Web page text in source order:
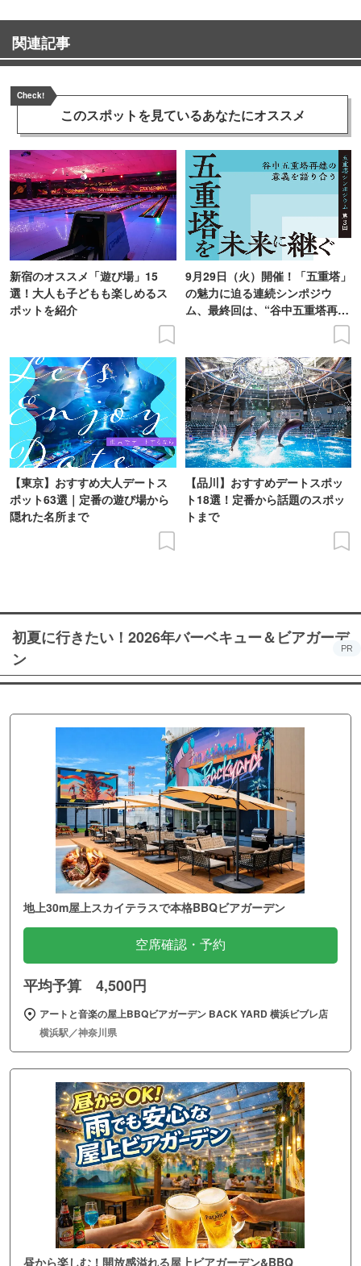
関連記事
Check!
このスポットを見ているあなたにオススメ
新宿のオススメ「遊び場」15
選！大人も子どもも楽しめるス
ポットを紹介
9月29日（火）開催！「五重塔」
の魅力に迫る連続シンポジウ
ム、最終回は、“谷中五重塔再建
【東京】おすすめ大人デートス
ポット63選｜定番の遊び場から
隠れた名所まで
【品川】おすすめデートスポッ
ト18選！定番から話題のスポッ
トまで
初夏に行きたい！2026年バーベキュー＆ビアガーデ
ン
PR
地上30m屋上スカイテラスで本格BBQビアガーデン
空席確認・予約
平均予算 4,500円
アートと音楽の屋上BBQビアガーデン BACK YARD 横浜ビブレ店
横浜駅／神奈川県
昼から楽しむ！開放感溢れる屋上ビアガーデン&BBQ